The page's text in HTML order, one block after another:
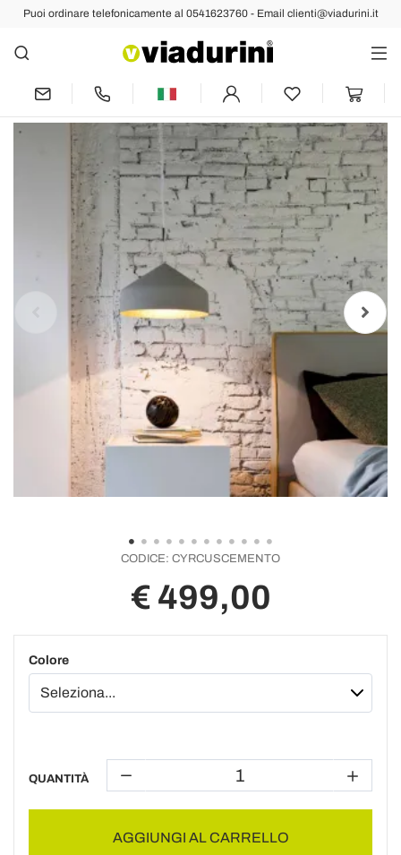
Puoi ordinare telefonicamente al 0541623760 - Email clienti@viadurini.it
Indietro Prec Succ
Lampada sospesa moderna In-
es.artdesign Cyrcus Cemento verniciata
CODICE: CYRCUSCEMENTO
€ 499,00
Colore
QUANTITÀ
AGGIUNGI AL CARRELLO